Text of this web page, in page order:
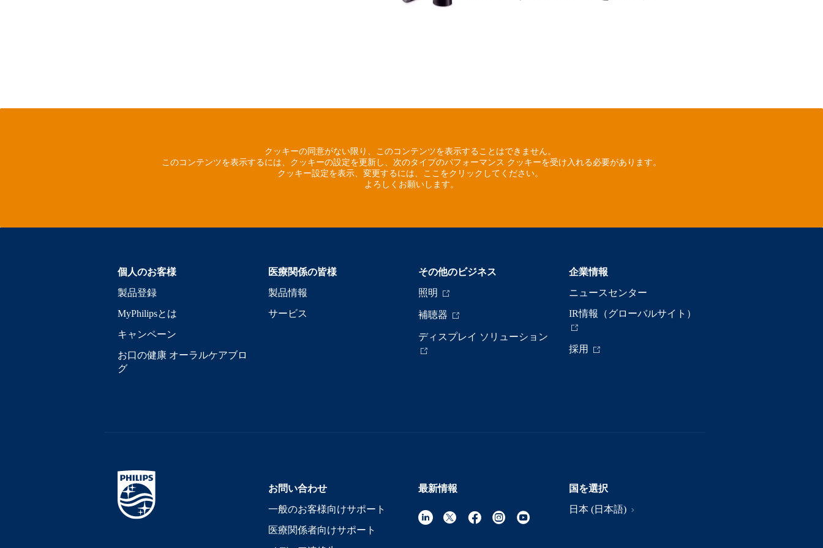
クッキーの同意がない限り、このコンテンツを表示することはできません。
このコンテンツを表示するには、クッキーの設定を更新し、次のタイプのパフォーマンス クッキーを受け入れる必要があります。
クッキー設定を表示、変更するには、ここをクリックしてください。
よろしくお願いします。
個人のお客様
製品登録
MyPhilipsとは
キャンペーン
お口の健康 オーラルケアブロ
グ
医療関係の皆様
製品情報
サービス
その他のビジネス
照明
補聴器
ディスプレイ ソリューション
企業情報
ニュースセンター
IR情報（グローバルサイト）
採用
お問い合わせ
一般のお客様向けサポート
医療関係者向けサポート
最新情報
国を選択
日本 (日本語)